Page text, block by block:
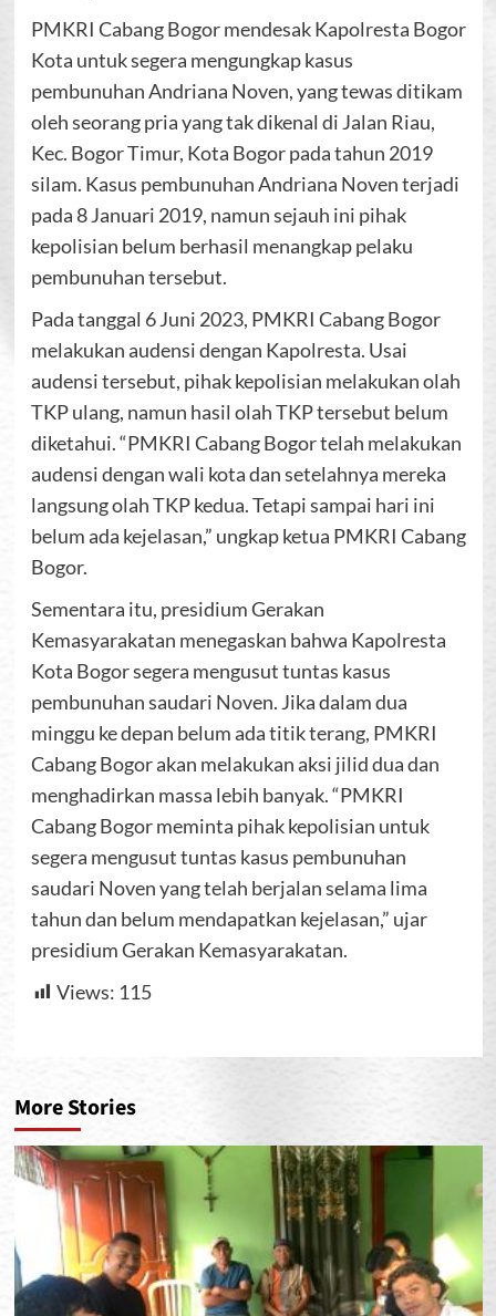
PMKRI Cabang Bogor mendesak Kapolresta Bogor
Kota untuk segera mengungkap kasus
pembunuhan Andriana Noven, yang tewas ditikam
oleh seorang pria yang tak dikenal di Jalan Riau,
Kec. Bogor Timur, Kota Bogor pada tahun 2019
silam. Kasus pembunuhan Andriana Noven terjadi
pada 8 Januari 2019, namun sejauh ini pihak
kepolisian belum berhasil menangkap pelaku
pembunuhan tersebut.
Pada tanggal 6 Juni 2023, PMKRI Cabang Bogor
melakukan audensi dengan Kapolresta. Usai
audensi tersebut, pihak kepolisian melakukan olah
TKP ulang, namun hasil olah TKP tersebut belum
diketahui. “PMKRI Cabang Bogor telah melakukan
audensi dengan wali kota dan setelahnya mereka
langsung olah TKP kedua. Tetapi sampai hari ini
belum ada kejelasan,” ungkap ketua PMKRI Cabang
Bogor.
Sementara itu, presidium Gerakan
Kemasyarakatan menegaskan bahwa Kapolresta
Kota Bogor segera mengusut tuntas kasus
pembunuhan saudari Noven. Jika dalam dua
minggu ke depan belum ada titik terang, PMKRI
Cabang Bogor akan melakukan aksi jilid dua dan
menghadirkan massa lebih banyak. “PMKRI
Cabang Bogor meminta pihak kepolisian untuk
segera mengusut tuntas kasus pembunuhan
saudari Noven yang telah berjalan selama lima
tahun dan belum mendapatkan kejelasan,” ujar
presidium Gerakan Kemasyarakatan.
Views: 115
More Stories